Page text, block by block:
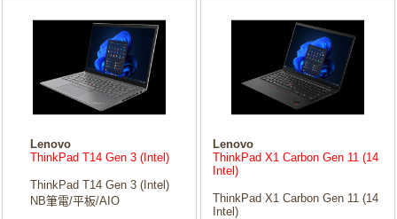
Lenovo
ThinkPad T14 Gen 3 (Intel)
ThinkPad T14 Gen 3 (Intel)
NB筆電/平板/AIO
Lenovo
ThinkPad X1 Carbon Gen 11 (14
Intel)
ThinkPad X1 Carbon Gen 11 (14
Intel)